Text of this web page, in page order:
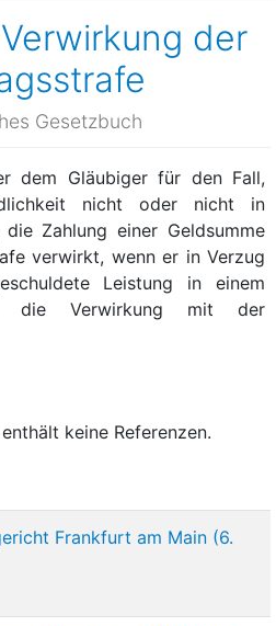
der
Gesetzbuch
dem Gläubiger für den Fall,
nicht oder nicht in
Zahlung einer Geldsumme
verwirkt, wenn er in Verzug
Leistung in einem
die Verwirkung mit der
keine Referenzen.
Frankfurt am Main (6.